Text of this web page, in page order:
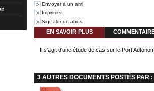
Envoyer à un ami
Imprimer
Signaler un abus
EN SAVOIR PLUS
Il s'agit d'une étude de cas sur le Port
3 AUTRES DOCUMENTS POSTÉS PAR